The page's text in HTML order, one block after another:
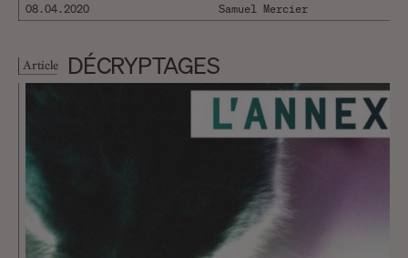
08.04.2020 Samuel Mercier
Article DÉCRYPTAGES